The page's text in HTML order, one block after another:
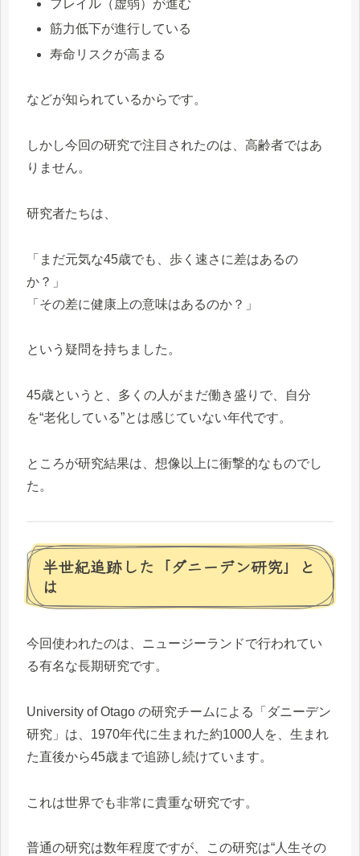
フレイル（虚弱）が進む
筋力低下が進行している
寿命リスクが高まる
などが知られているからです。
しかし今回の研究で注目されたのは、高齢者ではあ
りません。
研究者たちは、
「まだ元気な45歳でも、歩く速さに差はあるの
か？」
「その差に健康上の意味はあるのか？」
という疑問を持ちました。
45歳というと、多くの人がまだ働き盛りで、自分
を“老化している”とは感じていない年代です。
ところが研究結果は、想像以上に衝撃的なものでし
た。
半世紀追跡した「ダニーデン研究」と
は
今回使われたのは、ニュージーランドで行われてい
る有名な長期研究です。
University of Otago の研究チームによる「ダニーデン
研究」は、1970年代に生まれた約1000人を、生まれ
た直後から45歳まで追跡し続けています。
これは世界でも非常に貴重な研究です。
普通の研究は数年程度ですが、この研究は“人生その